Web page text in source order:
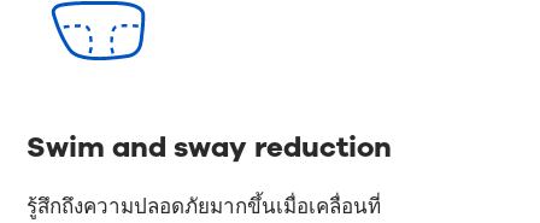
Swim and sway reduction
รู้สึกถึงความปลอดภัยมากขึ้นเมื่อเคลื่อนที่